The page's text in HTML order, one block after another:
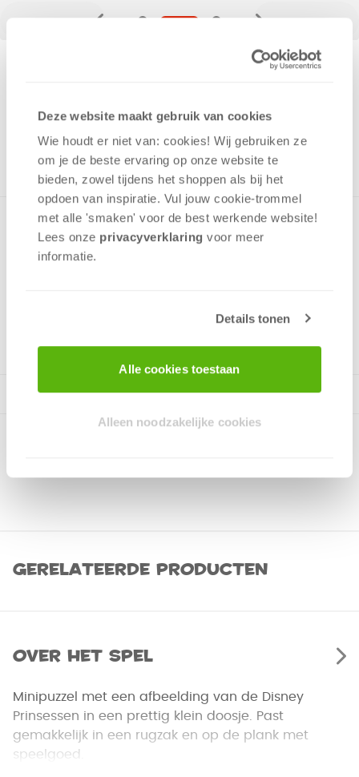
Deze website maakt gebruik van cookies
Wie houdt er niet van: cookies! Wij gebruiken ze
om je de beste ervaring op onze website te
bieden, zowel tijdens het shoppen als bij het
opdoen van inspiratie. Vul jouw cookie-trommel
met alle 'smaken' voor de best werkende website​!
Lees onze privacyverklaring voor meer
informatie.
Details tonen
Alle cookies toestaan
Alleen noodzakelijke cookies
ONTVANG 10 OVERWINNINGSPUNTEN
UIT HET ASSORTIMENT
Minipuzzel met een afbeelding van de Disney Prinsessen in
een prettig klein doosje. Past gemakkelijk in een rugzak en
op de plank met speelgoed.
Gerelateerde producten
Over het spel
Minipuzzel met een afbeelding van de Disney
Prinsessen in een prettig klein doosje. Past
gemakkelijk in een rugzak en op de plank met
speelgoed.